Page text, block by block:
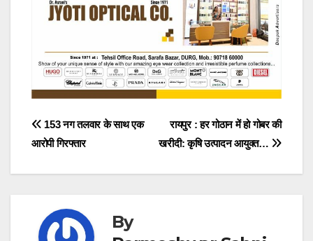
Post
रायपुर : ​​​​​​​हर गोठान में हो गोबर की
खरीदी: कृषि उत्पादन आयुक्त…
153 नग तलवार के साथ एक
आरोपी गिरफ्तार
By